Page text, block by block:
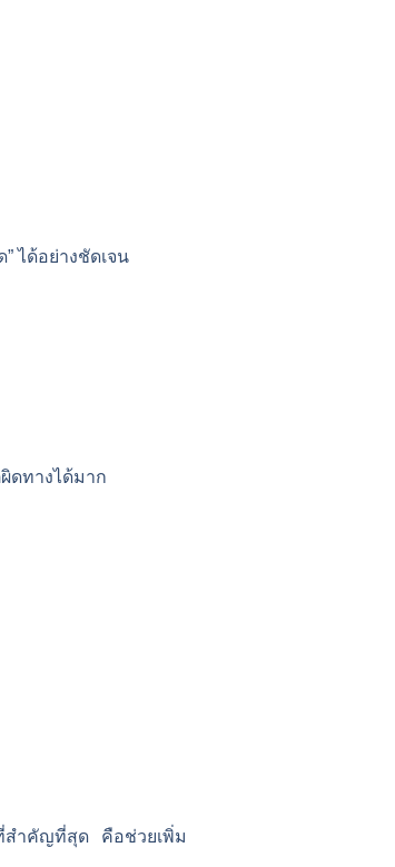
ได้อย่างชัดเจน
ดทางได้มาก
สำคัญที่สุด คือช่วยเพิ่ม